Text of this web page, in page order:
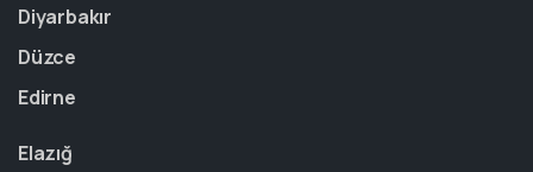
Diyarbakır
Düzce
Edirne
Elazığ